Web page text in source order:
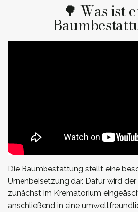
🌳 Was ist
Die Baumbestattung stellt eine
Urnenbeisetzung dar. Dafür wird
zunächst im Krematorium
anschließend in eine